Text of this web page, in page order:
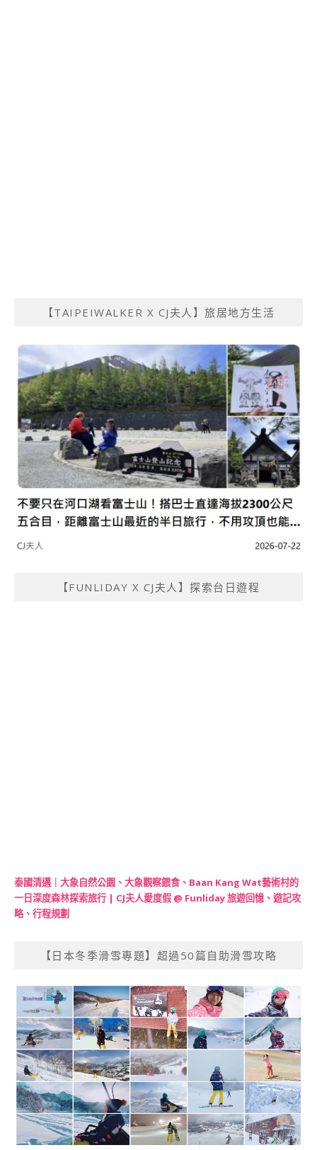
【TAIPEIWALKER X CJ夫人】旅居地方生活
【FUNLIDAY X CJ夫人】探索台日遊程
泰國清邁｜大象自然公園、大象觀察餵食、Baan Kang Wat藝術村的
一日深度森林探索旅行 | CJ夫人愛度假 @ Funliday 旅遊回憶、遊記攻
略、行程規劃
【日本冬季滑雪專題】超過50篇自助滑雪攻略